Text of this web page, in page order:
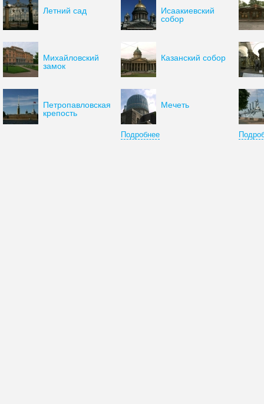
Летний сад
Михайловский
замок
Петропавловская
крепость
Исаакиевский
собор
Казанский собор
Мечеть
Подробнее